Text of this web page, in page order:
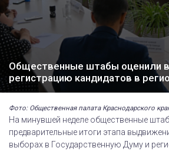
Общественные штабы оценили
регистрацию кандидатов в
Фото: Общественная палата Краснодарского
На минувшей неделе общественные
предварительные итоги этапа
выборах в Государственную Думу и